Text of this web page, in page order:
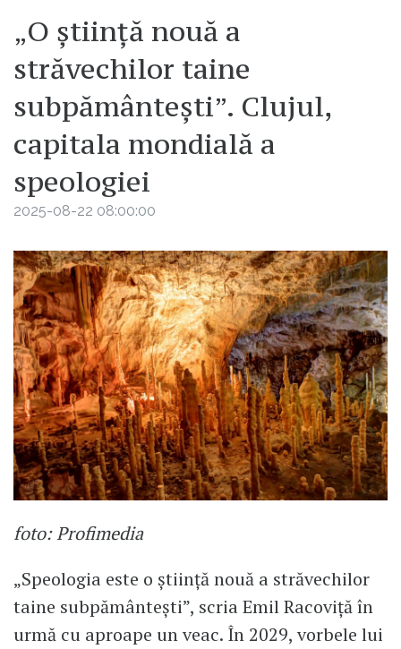
„O știință nouă a
străvechilor taine
subpământești”. Clujul,
capitala mondială a
speologiei
2025-08-22 08:00:00
foto: Profimedia
„Speologia este o știință nouă a străvechilor
taine subpământești”, scria Emil Racoviță în
urmă cu aproape un veac. În 2029, vorbele lui